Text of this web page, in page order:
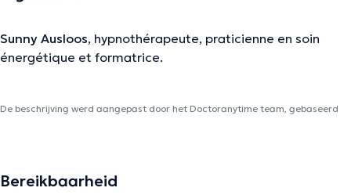
Sunny Ausloos, hypnothérapeute, praticienne en soin
énergétique et formatrice.
De beschrijving werd aangepast door het Doctoranytime team, gebaseerd
Bereikbaarheid